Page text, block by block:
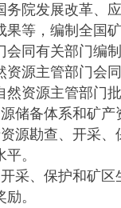
发展改革、应
等，编制全国
有关部门编制
主管部门会同
资源主管部门批
备体系和矿产
勘查、开采、
。
、保护和矿区
。